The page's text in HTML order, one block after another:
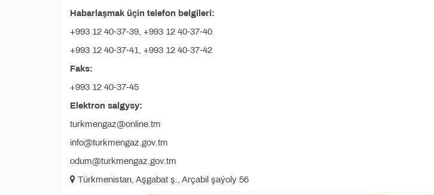
Habarlaşmak üçin telefon belgileri:
+993 12 40-37-39, +993 12 40-37-40
+993 12 40-37-41, +993 12 40-37-42
Faks:
+993 12 40-37-45
Elektron salgysy:
turkmengaz@online.tm
info@turkmengaz.gov.tm
odum@turkmengaz.gov.tm
Türkmenistan, Aşgabat ş., Arçabil şaýoly 56